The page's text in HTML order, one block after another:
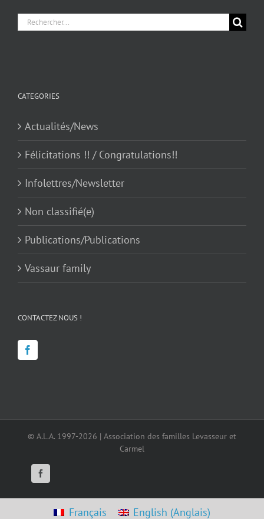
Chercher
CATEGORIES
Actualités/News
Félicitations !! / Congratulations!!
Infolettres/Newsletter
Non classifié(e)
Publications/Publications
Vassaur family
CONTACTEZ NOUS !
© A.L.A. 1997-2026 | Association des familles Levasseur et
Carmel
Facebook
Français English (Anglais)